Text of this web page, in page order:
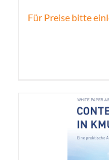
Für Preise bitte